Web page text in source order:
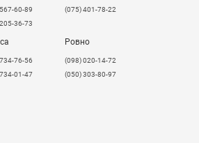
60-89
36-73
(075) 401-78-22
76-56
01-47
Ровно
(098) 020-14-72
(050) 303-80-97